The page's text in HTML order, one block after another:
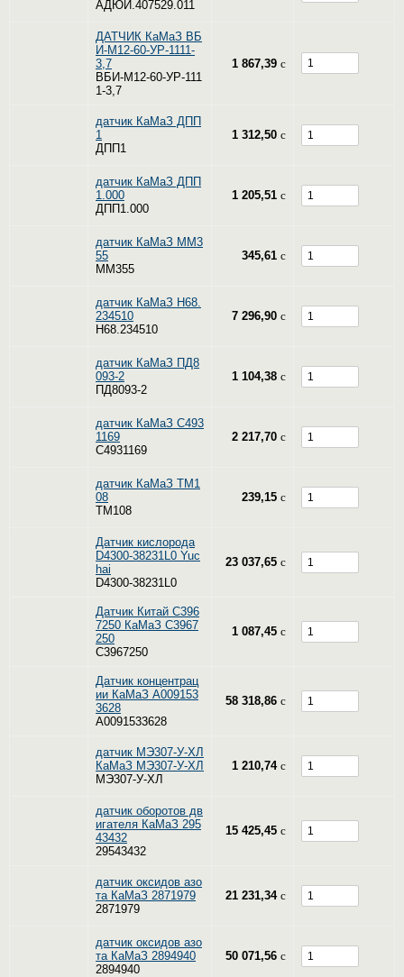
АДЮИ.407529.011
ДАТЧИК КаМаЗ ВБ
И-М12-60-УР-1111-
3,7
ВБИ-М12-60-УР-111
1-3,7
1 867,39 c
датчик КаМаЗ ДПП
1
ДПП1
1 312,50 c
датчик КаМаЗ ДПП
1.000
ДПП1.000
1 205,51 c
датчик КаМаЗ ММ3
55
ММ355
345,61 c
датчик КаМаЗ Н68.
234510
Н68.234510
7 296,90 c
датчик КаМаЗ ПД8
093-2
ПД8093-2
1 104,38 c
датчик КаМаЗ С493
1169
С4931169
2 217,70 c
датчик КаМаЗ ТМ1
08
ТМ108
239,15 c
Датчик кислорода
D4300-38231L0 Yuc
hai
D4300-38231L0
23 037,65 c
Датчик Китай С396
7250 КаМаЗ C3967
250
C3967250
1 087,45 c
Датчик концентрац
ии КаМаЗ A009153
3628
A0091533628
58 318,86 c
датчик МЭ307-У-ХЛ
КаМаЗ МЭ307-У-ХЛ
МЭ307-У-ХЛ
1 210,74 c
датчик оборотов дв
игателя КаМаЗ 295
43432
29543432
15 425,45 c
датчик оксидов азо
та КаМаЗ 2871979
2871979
21 231,34 c
датчик оксидов азо
та КаМаЗ 2894940
2894940
50 071,56 c